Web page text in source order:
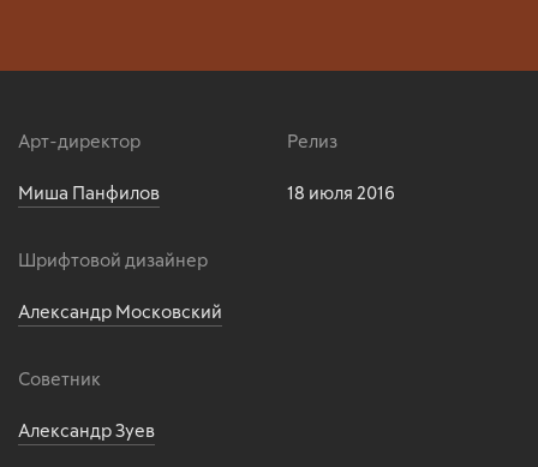
Арт-директор
Миша Панфилов
Шрифтовой дизайнер
Александр Московский
Советник
Александр Зуев
Релиз
18 июля 2016